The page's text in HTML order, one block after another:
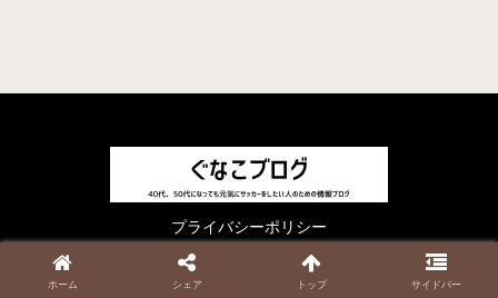
プライバシーポリシー
© 2023 ぐなこブログ.
ホーム シェア トップ サイドバー